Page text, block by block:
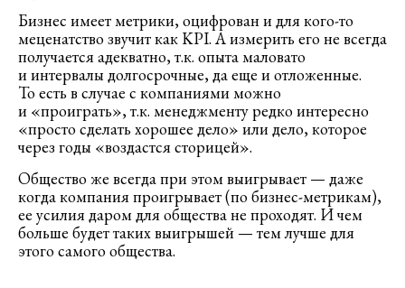
Бизнес имеет метрики, оцифрован и для кого-то
меценатство звучит как KPI. А измерить его не всегда
получается адекватно, т.к. опыта маловато
и интервалы долгосрочные, да еще и отложенные.
То есть в случае с компаниями можно
и «проиграть», т.к. менеджменту редко интересно
«просто сделать хорошее дело» или дело, которое
через годы «воздастся сторицей».
Общество же всегда при этом выигрывает — даже
когда компания проигрывает (по бизнес-метрикам),
ее усилия даром для общества не проходят. И чем
больше будет таких выигрышей — тем лучше для
этого самого общества.